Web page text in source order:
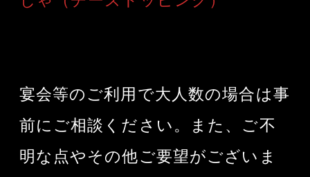
宴会等のご利用で大人数の場合は事
前にご相談ください。また、ご不
明な点やその他ご要望がございま